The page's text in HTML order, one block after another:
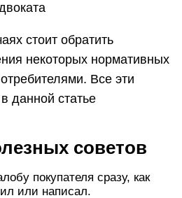
стоит обратить
некоторых нормативных
Все эти
данной статье
советов
покупателя сразу, как
или написал.